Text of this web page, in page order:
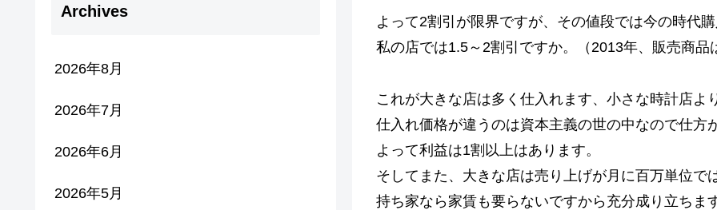
よって2割引が限界ですが、その値段では今の時代
私の店では1.5～2割引ですか。（2013年、販売商品
これが大きな店は多く仕入れます、小さな時計店よ
仕入れ価格が違うのは資本主義の世の中なので仕方
よって利益は1割以上はあります。
そしてまた、大きな店は売り上げが月に百万単位で
持ち家なら家賃も要らないですから充分成り立ちま
Archives
2026年8月
2026年7月
2026年6月
2026年5月